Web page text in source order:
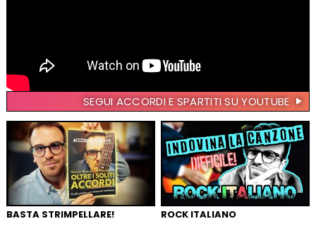
SEGUI ACCORDI E SPARTITI SU YOUTUBE
BASTA STRIMPELLARE! ROCK ITALIANO